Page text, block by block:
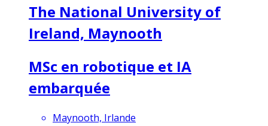
The National University of
Ireland, Maynooth
MSc en robotique et IA
embarquée
Maynooth, Irlande